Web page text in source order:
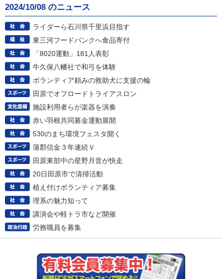
2024/10/08 のニュース
ライダーら石川県千里浜目指す
東三河フードバンクへ食品寄付
「8020運動」181人表彰
牛久保八幡社で和弓を体験
ボランティア頼みの救助犬に支援の輪
田原でオフロードトライアスロン
施設利用者らが楽器を演奏
赤い羽根共同募金運動展開
530のまち環境フェスタ開く
蒲郡信金３年連続Ｖ
田原東部中の星野月音が快走
20日田原市で清掃活動
植え付けボランティア募集
理系の魅力知って
講演会や軽トラ市など開催
労務職員を募集